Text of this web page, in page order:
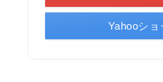
Yahooショ